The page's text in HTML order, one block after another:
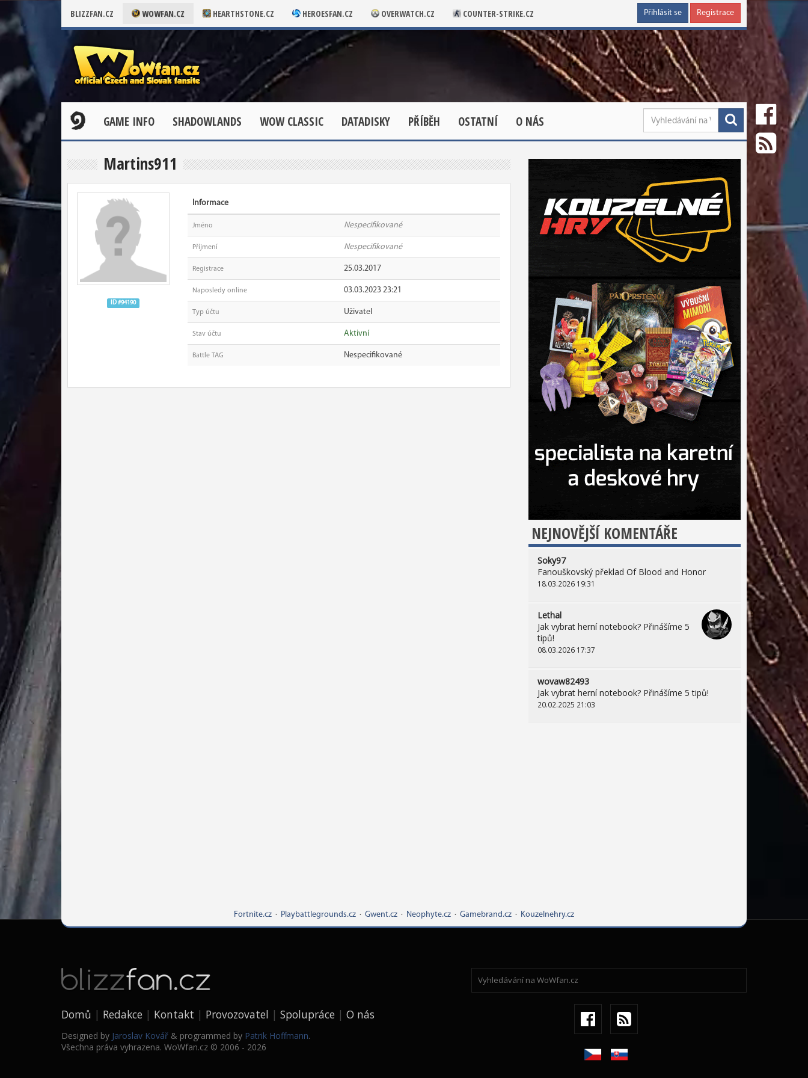
BLIZZFAN.CZ WOWFAN.CZ HEARTHSTONE.CZ HEROESFAN.CZ OVERWATCH.CZ COUNTER-STRIKE.CZ Přihlásit se Registrace
GAME INFO SHADOWLANDS WOW CLASSIC DATADISKY PŘÍBĚH OSTATNÍ O NÁS
Martins911
ID #94190
Informace
Jméno Nespecifikované
Příjmení Nespecifikované
Registrace 25.03.2017
Naposledy online 03.03.2023 23:21
Typ účtu Uživatel
Stav účtu Aktivní
Battle TAG Nespecifikované
NEJNOVĚJŠÍ KOMENTÁŘE
Soky97
Fanouškovský překlad Of Blood and Honor
18.03.2026 19:31
Lethal
Jak vybrat herní notebook? Přinášíme 5
tipů!
08.03.2026 17:37
wovaw82493
Jak vybrat herní notebook? Přinášíme 5 tipů!
20.02.2025 21:03
Fortnite.cz · Playbattlegrounds.cz · Gwent.cz · Neophyte.cz · Gamebrand.cz · Kouzelnehry.cz
Domů Redakce Kontakt Provozovatel Spolupráce O nás
Designed by Jaroslav Kovář & programmed by Patrik Hoffmann.
Všechna práva vyhrazena. WoWfan.cz © 2006 - 2026